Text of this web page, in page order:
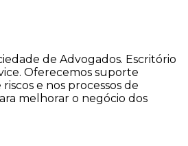
de Advogados. Escritório
Oferecemos suporte
e nos processos de
melhorar o negócio dos